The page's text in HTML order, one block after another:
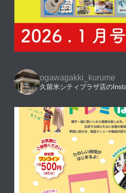
ogawagakki_kurume
久留米シティプラザ店の